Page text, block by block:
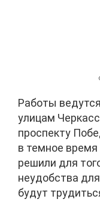
Работы
улицам
проспекту
в темное время
решили для
неудобства
будут